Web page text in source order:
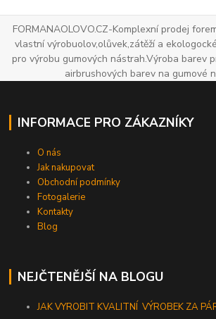
FORMANAOLOVO.CZ-Komplexní prodej
vlastní výrobuolov,olůvek,zátěží a
pro výrobu gumových nástrah.Výroba barev
airbrushových barev na gumové
INFORMACE PRO ZÁKAZNÍKY
O nás
Jak nakupovat
Obchodní podmínky
Fotogalerie
Kontakty
Blog
NEJČTENĚJŠÍ NA BLOGU
JAK VYROBIT KVALITNÍ VÝROBEK ZA